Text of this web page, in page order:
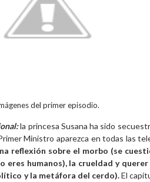
del primer episodio.
la princesa Susana ha sido
Ministro aparezca en todas las
reflexión sobre el morbo (se
eres humanos), la crueldad y
y la metáfora del cerdo).El